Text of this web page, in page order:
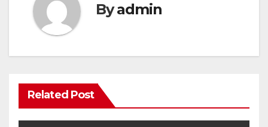
Byadmin
Related Post